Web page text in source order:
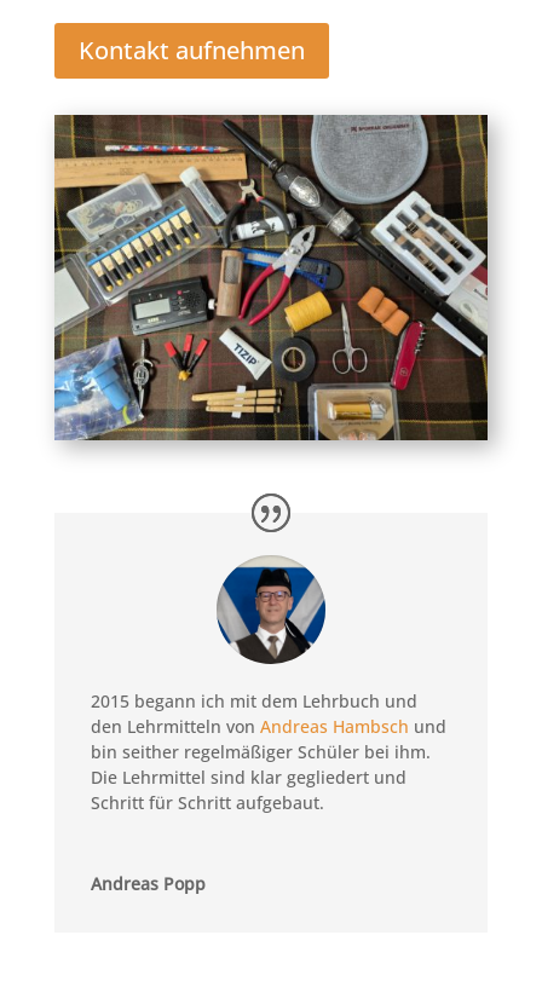
Kontakt aufnehmen
2015 begann ich mit dem Lehrbuch und
den Lehrmitteln von Andreas Hambsch und
bin seither regelmäßiger Schüler bei ihm.
Die Lehrmittel sind klar gegliedert und
Schritt für Schritt aufgebaut.
Andreas Popp